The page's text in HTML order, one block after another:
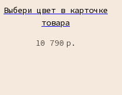
Выбери цвет в карточке
товара
10 790 р.